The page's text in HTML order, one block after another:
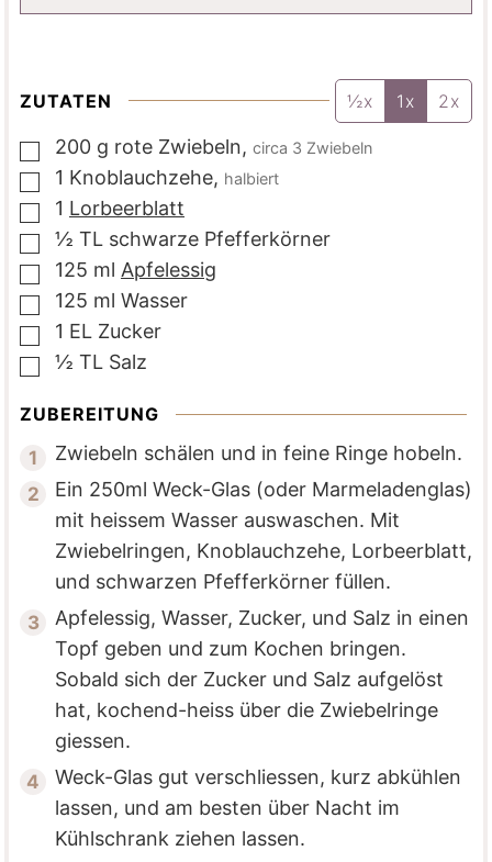
ZUTATEN ½x 1x 2x
▢
200 g rote Zwiebeln, circa 3 Zwiebeln
▢
1 Knoblauchzehe, halbiert
▢
1 Lorbeerblatt
▢
½ TL schwarze Pfefferkörner
▢
125 ml Apfelessig
▢
125 ml Wasser
▢
1 EL Zucker
▢
½ TL Salz
ZUBEREITUNG
Zwiebeln schälen und in feine Ringe hobeln.
Ein 250ml Weck-Glas (oder Marmeladenglas)
mit heissem Wasser auswaschen. Mit
Zwiebelringen, Knoblauchzehe, Lorbeerblatt,
und schwarzen Pfefferkörner füllen.
Apfelessig, Wasser, Zucker, und Salz in einen
Topf geben und zum Kochen bringen.
Sobald sich der Zucker und Salz aufgelöst
hat, kochend-heiss über die Zwiebelringe
giessen.
Weck-Glas gut verschliessen, kurz abkühlen
lassen, und am besten über Nacht im
Kühlschrank ziehen lassen.